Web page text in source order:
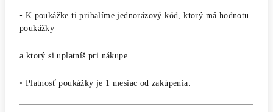
• K poukážke ti pribalíme jednorázový kód, ktorý má hodnotu
poukážky
a ktorý si uplatníš pri nákupe.
• Platnosť poukážky je 1 mesiac od zakúpenia.